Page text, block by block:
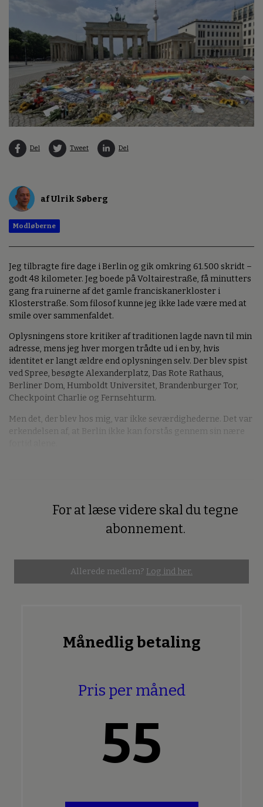
Del Tweet Del
af Ulrik Søberg
Modløberne
Jeg tilbragte fire dage i Berlin og gik omkring 61.500 skridt –
godt 48 kilometer. Jeg boede på Voltairestraße, få minutters
gang fra ruinerne af det gamle franciskanerkloster i
Klosterstraße. Som filosof kunne jeg ikke lade være med at
smile over sammenfaldet.
Oplysningens store kritiker af traditionen lagde navn til min
adresse, mens jeg hver morgen trådte ud i en by, hvis
identitet er langt ældre end oplysningen selv. Der blev spist
ved Spree, besøgte Alexanderplatz, Das Rote Rathaus,
Berliner Dom, Humboldt Universitet, Brandenburger Tor,
Checkpoint Charlie og Fernsehturm.
Men det, der blev hos mig, var ikke seværdighederne. Det var
erkendelsen af, at Berlin ikke kan forstås gennem sin nære
For at læse videre skal du tegne
abonnement.
Allerede medlem? Log ind her.
Månedlig betaling
Pris per måned
55